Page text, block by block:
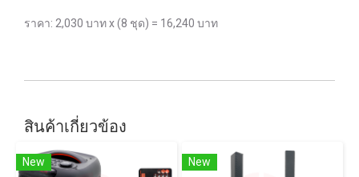
ราคา: 2,030 บาท x (8 ชุด) = 16,240 บาท
สินค้าเกี่ยวข้อง
New New